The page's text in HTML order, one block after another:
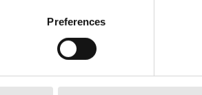
Preferences